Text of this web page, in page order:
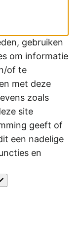
gebruiken
om informatie
of te
met deze
zoals
site
geeft of
een nadelige
en